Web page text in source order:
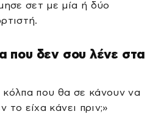
σετ με μία ή δύο
που δεν σου λένε στα
κόλπα που θα σε κάνουν να
το είχα κάνει πριν;»